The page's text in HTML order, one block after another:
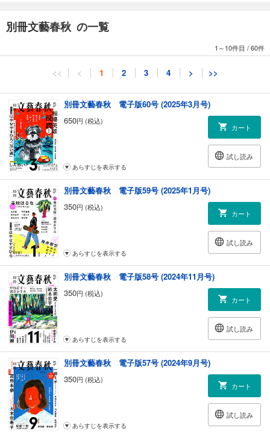
◆新登場！
◆ロングエッセイ
藤田真央「指先から旅をする」
◆エッセイ
稲田俊輔「食いしん坊のルーペ」
［第32回］からいもの思い出
［第33回］小生、再び蕎麦を語る
今井真実「ひとりでまんぷく」
［第11回］北海道で酔いしれた、絶品お寿司
［第12回］じっくり焼いて、ガブリ！ 初夏に蘇る、鮎の記憶
［第13回］灼熱の台湾でほおばる、肉汁たっぷり水煎包
［第14回］食生活を整える。体重計の数字に驚いた日に作る、お味噌汁
の素
［第15回］日比谷でちょっと早めのお昼ご飯。お腹も心も満たされるお
粥と焼売
［第16回］蔵元たちの熱い思いが飛び交う「醤油の日の集い」
◆レビュー
瀧井朝世「ニューカマーレビュー」
三作で読者の信頼を勝ち取った新鋭と、漫画アシスタント兼漫画家のデ
ビュー作！ 読者の期待を裏切らない二作
◆book trek
土屋うさぎ『謎の香りはパン屋から』
ラランド・ニシダ『ただ君に幸あらんことを』
◆連載小説
鈴木忠平「ビハインド・ゲーム」
羽山が改革を進めるも、チームは浮上のきっかけすらつかめず、監督と
コーチ間の不協和音が大きくなり始めていた
別冊文藝春秋 の一覧
1～10件目 /60件
<< < 1 2 3 4 > >>
別冊文藝春秋 電子版60号 (2025年3月号)
650円 (税込)
カート
試し読み
あらすじを表示する
別冊文藝春秋 電子版59号 (2025年1月号)
350円 (税込)
カート
試し読み
あらすじを表示する
別冊文藝春秋 電子版58号 (2024年11月号)
350円 (税込)
カート
試し読み
あらすじを表示する
別冊文藝春秋 電子版57号 (2024年9月号)
350円 (税込)
カート
試し読み
あらすじを表示する